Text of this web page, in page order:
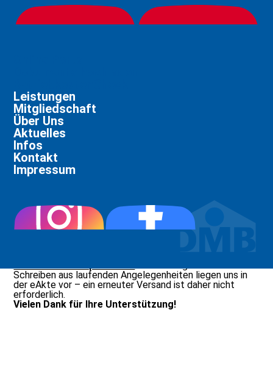
Leistungen
Mitgliedschaft
Über Uns
Aktuelles
Infos
Kontakt
Impressum
Dokumente hochladen
Hier können Sie Ihre Dokumente schnell, sicher und
Dokumente ohne diese Angabe leider nicht bearbeiten
können.
Wenn Sie bereits im Mitgliederportal
angemeldet sind,
geht es noch einfacher: Dort können Sie Ihre Unterlagen
direkt im Rahmen der Terminvereinbarung hochladen.
Bitte senden Sie uns Ihre Dokumente nach dem Upload
Schreiben aus laufenden Angelegenheiten liegen uns in
der eAkte vor – ein erneuter Versand ist daher nicht
erforderlich.
Vielen Dank für Ihre Unterstützung!